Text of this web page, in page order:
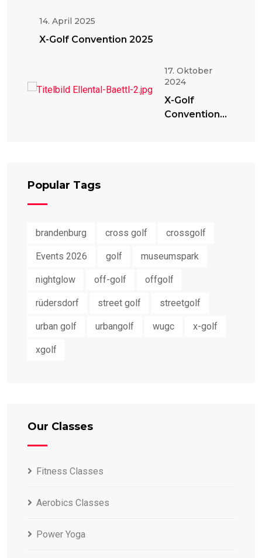
14. April 2025
X-Golf Convention 2025
17. Oktober
2024
X-Golf
Convention
Popular Tags
brandenburg cross golf crossgolf
Events 2026 golf museumspark
nightglow off-golf offgolf
rüdersdorf street golf streetgolf
urban golf urbangolf wugc x-golf
xgolf
Our Classes
Fitness Classes
Aerobics Classes
Power Yoga